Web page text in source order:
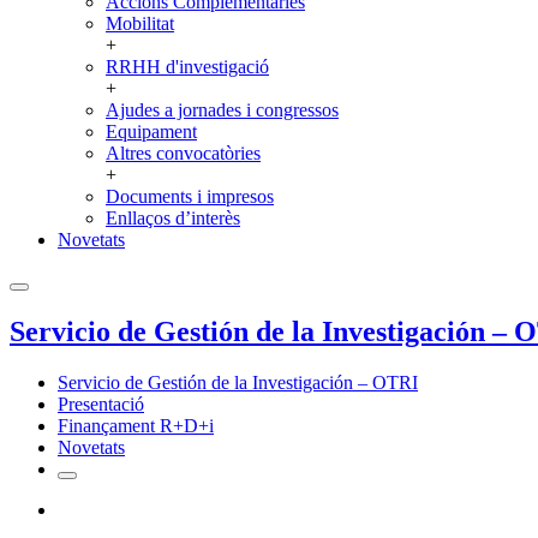
Mobilitat
+
RRHH d'investigació
+
Ajudes a jornades i congressos
Equipament
Altres convocatòries
+
Documents i impresos
Enllaços d’interès
Novetats
Servicio de Gestión de la Investigación –
Servicio de Gestión de la Investigación – OTRI
Presentació
Finançament R+D+i
Novetats